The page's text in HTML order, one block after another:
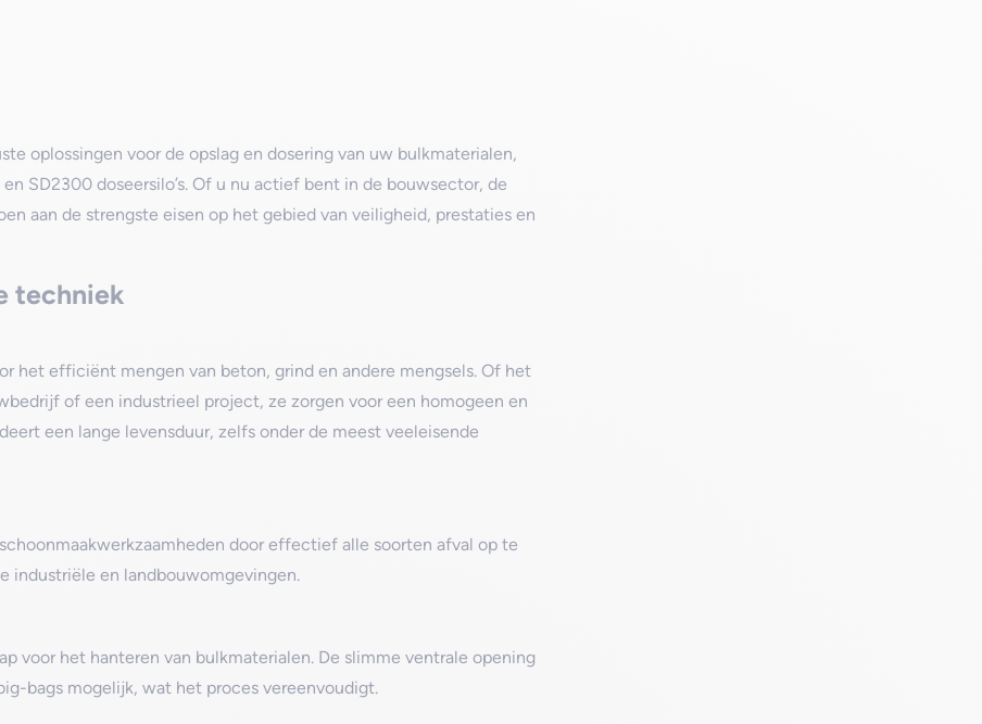
oplossingen voor de opslag en dosering van uw bulkmaterialen,
SD2300 doseersilo’s. Of u nu actief bent in de bouwsector, de
aan de strengste eisen op het gebied van veiligheid, prestaties en
techniek
het efficiënt mengen van beton, grind en andere mengsels. Of het
of een industrieel project, ze zorgen voor een homogeen en
een lange levensduur, zelfs onder de meest veeleisende
door effectief alle soorten afval op te
industriële en landbouwomgevingen.
voor het hanteren van bulkmaterialen. De slimme ventrale opening
bags mogelijk, wat het proces vereenvoudigt.